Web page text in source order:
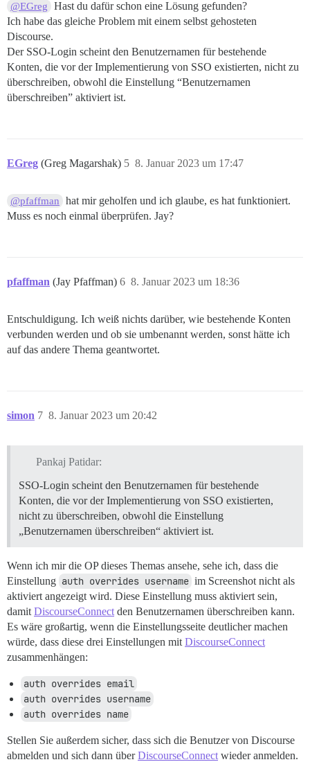
@EGreg
Hast du dafür schon eine Lösung gefunden?
Ich habe das gleiche Problem mit einem selbst gehosteten
Discourse.
Der SSO-Login scheint den Benutzernamen für bestehende
Konten, die vor der Implementierung von SSO existierten, nicht zu
überschreiben, obwohl die Einstellung “Benutzernamen
überschreiben” aktiviert ist.
EGreg (Greg Magarshak) 8. Januar 2023 um 17:47
5
@pfaffman
hat mir geholfen und ich glaube, es hat funktioniert.
Muss es noch einmal überprüfen. Jay?
pfaffman (Jay Pfaffman) 8. Januar 2023 um 18:36
6
Entschuldigung. Ich weiß nichts darüber, wie bestehende Konten
verbunden werden und ob sie umbenannt werden, sonst hätte ich
auf das andere Thema geantwortet.
simon 8. Januar 2023 um 20:42
7
Pankaj Patidar:
SSO-Login scheint den Benutzernamen für bestehende
Konten, die vor der Implementierung von SSO existierten,
nicht zu überschreiben, obwohl die Einstellung
„Benutzernamen überschreiben“ aktiviert ist.
Wenn ich mir die OP dieses Themas ansehe, sehe ich, dass die
Einstellung auth overrides username im Screenshot nicht als
aktiviert angezeigt wird. Diese Einstellung muss aktiviert sein,
damit DiscourseConnect den Benutzernamen überschreiben kann.
Es wäre großartig, wenn die Einstellungsseite deutlicher machen
würde, dass diese drei Einstellungen mit DiscourseConnect
zusammenhängen:
auth overrides email
auth overrides username
auth overrides name
Stellen Sie außerdem sicher, dass sich die Benutzer von Discourse
abmelden und sich dann überDiscourseConnect wieder anmelden.